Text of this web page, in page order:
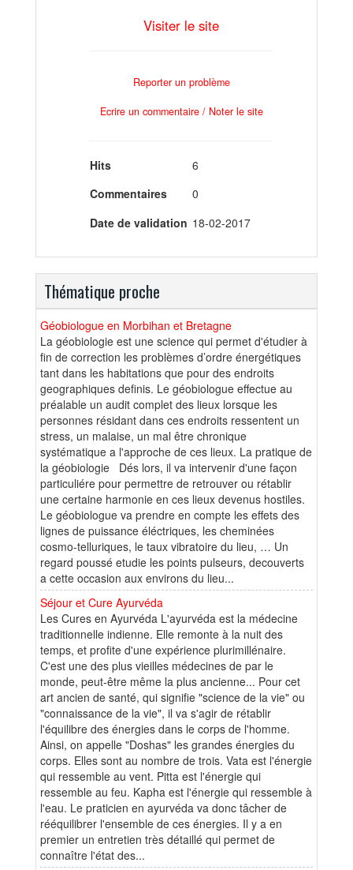
Visiter le site
Reporter un problème
Ecrire un commentaire / Noter le site
Hits
6
Commentaires
0
Date de validation 18-02-2017
Thématique proche
Géobiologue en Morbihan et Bretagne
La géobiologie est une science qui permet d'étudier à
fin de correction les problèmes d’ordre énergétiques
tant dans les habitations que pour des endroits
geographiques definis. Le géobiologue effectue au
préalable un audit complet des lieux lorsque les
personnes résidant dans ces endroits ressentent un
stress, un malaise, un mal être chronique
systématique a l'approche de ces lieux. La pratique de
la géobiologie Dés lors, il va intervenir d'une façon
particuliére pour permettre de retrouver ou rétablir
une certaine harmonie en ces lieux devenus hostiles.
Le géobiologue va prendre en compte les effets des
lignes de puissance éléctriques, les cheminées
cosmo-telluriques, le taux vibratoire du lieu, … Un
regard poussé etudie les points pulseurs, decouverts
a cette occasion aux environs du lieu...
Séjour et Cure Ayurvéda
Les Cures en Ayurvéda L'ayurvéda est la médecine
traditionnelle indienne. Elle remonte à la nuit des
temps, et profite d'une expérience plurimillénaire.
C'est une des plus vieilles médecines de par le
monde, peut-être même la plus ancienne... Pour cet
art ancien de santé, qui signifie "science de la vie" ou
"connaissance de la vie", il va s'agir de rétablir
l'équilibre des énergies dans le corps de l'homme.
Ainsi, on appelle "Doshas" les grandes énergies du
corps. Elles sont au nombre de trois. Vata est l'énergie
qui ressemble au vent. Pitta est l'énergie qui
ressemble au feu. Kapha est l'énergie qui ressemble à
l'eau. Le praticien en ayurvéda va donc tâcher de
rééquilibrer l'ensemble de ces énergies. Il y a en
premier un entretien très détaillé qui permet de
connaître l'état des...